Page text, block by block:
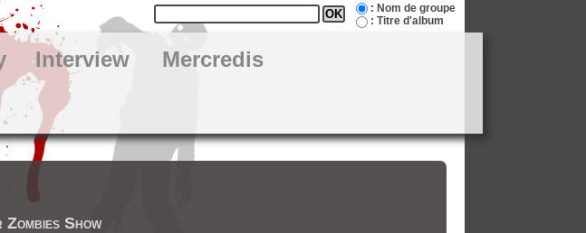
: Nom de groupe
: Titre d'album
Interview Mercredis
Show